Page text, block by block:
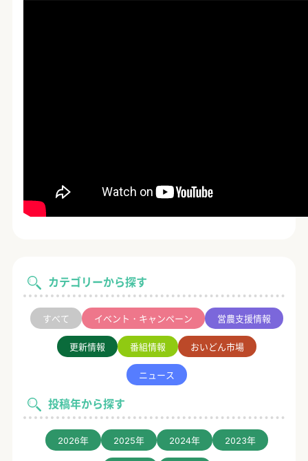
カテゴリーから探す
すべて イベント・キャンペーン 営農支援情報
更新情報 番組情報 おいどん市場
ニュース
投稿年から探す
2026年 2025年 2024年 2023年